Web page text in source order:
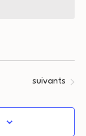
Évènements
suivants